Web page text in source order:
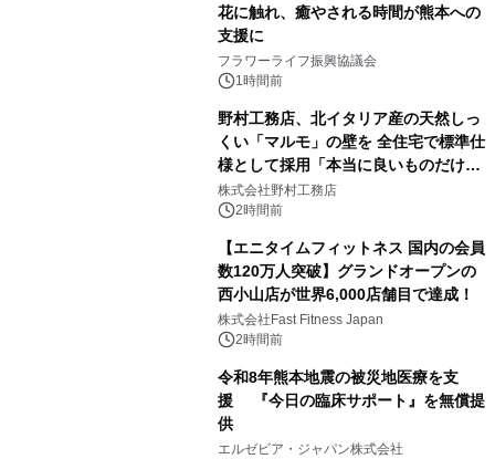
花に触れ、癒やされる時間が熊本への
支援に
フラワーライフ振興協議会
1時間前
野村工務店、北イタリア産の天然しっ
くい「マルモ」の壁を 全住宅で標準仕
様として採用「本当に良いものだけに
こだわる」
株式会社野村工務店
2時間前
【エニタイムフィットネス 国内の会員
数120万人突破】グランドオープンの
西小山店が世界6,000店舗目で達成！
株式会社Fast Fitness Japan
2時間前
令和8年熊本地震の被災地医療を支
援 『今日の臨床サポート』を無償提
供
エルゼビア・ジャパン株式会社